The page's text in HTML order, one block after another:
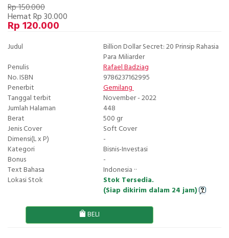
Rp 150.000
Hemat Rp 30.000
Rp 120.000
Judul
Billion Dollar Secret: 20 Prinsip Rahasia
Para Miliarder
Penulis
Rafael Badziag
No. ISBN
9786237162995
Penerbit
Gemilang
Tanggal terbit
November - 2022
Jumlah Halaman
448
Berat
500 gr
Jenis Cover
Soft Cover
Dimensi(L x P)
-
Kategori
Bisnis-Investasi
Bonus
-
Text Bahasa
Indonesia ··
Lokasi Stok
Stok Tersedia.
(Siap dikirim dalam 24 jam)
BELI